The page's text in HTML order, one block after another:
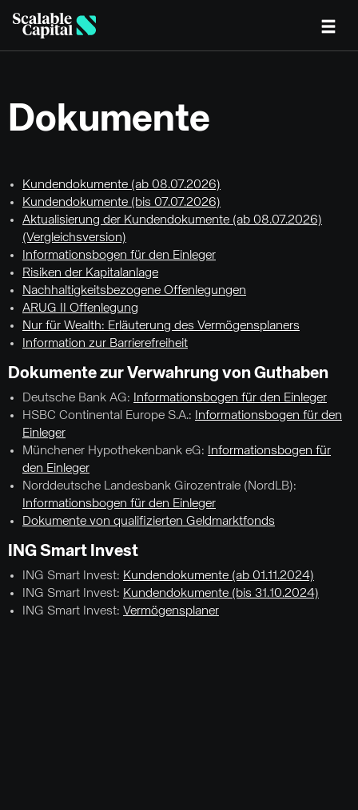
Dokumente
Kundendokumente (ab 08.07.2026)
Kundendokumente (bis 07.07.2026)
Aktualisierung der Kundendokumente (ab 08.07.2026)
(Vergleichsversion)
Informationsbogen für den Einleger
Risiken der Kapitalanlage
Nachhaltigkeitsbezogene Offenlegungen
ARUG II Offenlegung
Nur für Wealth: Erläuterung des Vermögensplaners
Information zur Barrierefreiheit
Dokumente zur Verwahrung von Guthaben
Deutsche Bank AG:
Informationsbogen für den Einleger
HSBC Continental Europe S.A.:
Informationsbogen für den
Einleger
Münchener Hypothekenbank eG:
Informationsbogen für
den Einleger
Norddeutsche Landesbank Girozentrale (NordLB):
Informationsbogen für den Einleger
Dokumente von qualifizierten Geldmarktfonds
ING Smart Invest
ING Smart Invest: Kundendokumente (ab 01.11.2024)
ING Smart Invest: Kundendokumente (bis 31.10.2024)
ING Smart Invest: Vermögensplaner